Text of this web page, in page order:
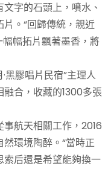
文字的石頭上，噴水、
。“回歸傳統，親近
幅幅拓片飄著墨香，將
膠唱片民宿”主理人
合，收藏的1300多張
航天相關工作，2016
環境陶醉。“當時正
后還是希望能夠換一